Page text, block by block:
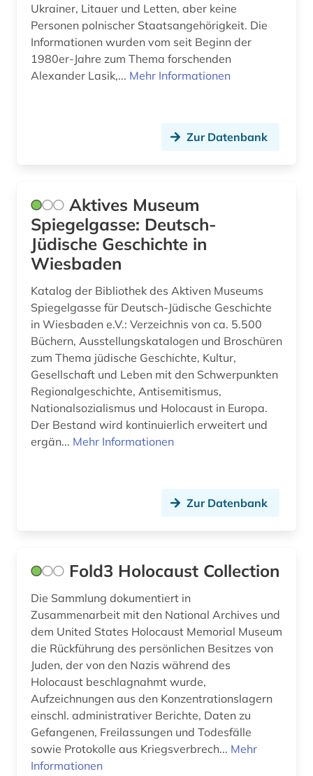
Ukrainer, Litauer und Letten, aber keine
Personen polnischer Staatsangehörigkeit. Die
Informationen wurden vom seit Beginn der
1980er-Jahre zum Thema forschenden
Alexander Lasik,... Mehr Informationen
Zur Datenbank
Aktives Museum
Spiegelgasse: Deutsch-
Jüdische Geschichte in
Wiesbaden
Katalog der Bibliothek des Aktiven Museums
Spiegelgasse für Deutsch-Jüdische Geschichte
in Wiesbaden e.V.: Verzeichnis von ca. 5.500
Büchern, Ausstellungskatalogen und Broschüren
zum Thema jüdische Geschichte, Kultur,
Gesellschaft und Leben mit den Schwerpunkten
Regionalgeschichte, Antisemitismus,
Nationalsozialismus und Holocaust in Europa.
Der Bestand wird kontinuierlich erweitert und
ergän... Mehr Informationen
Zur Datenbank
Fold3 Holocaust Collection
Die Sammlung dokumentiert in
Zusammenarbeit mit den National Archives und
dem United States Holocaust Memorial Museum
die Rückführung des persönlichen Besitzes von
Juden, der von den Nazis während des
Holocaust beschlagnahmt wurde,
Aufzeichnungen aus den Konzentrationslagern
einschl. administrativer Berichte, Daten zu
Gefangenen, Freilassungen und Todesfälle
sowie Protokolle aus Kriegsverbrech... Mehr
Informationen